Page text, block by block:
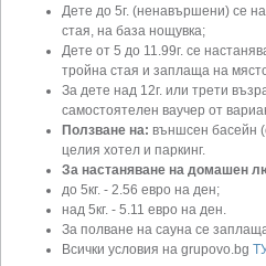
Дете до 5г. (ненавършени) се
стая, на база нощувка;
Дете от 5 до 11.99г. се
тройна стая и заплаща на
За дете над 12г. или трети
самостоятелен ваучер от
Ползване на: външсен басейн
целия хотел и паркинг.
За настаняване на домашен
до 5кг. - 2.56 евро на ден;
над 5кг. - 5.11 евро на ден.
За полване на сауна се
Всички условия на grupovo.bg